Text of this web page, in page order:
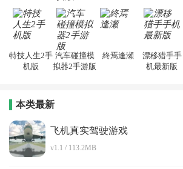
版
特技人生2手
机版
汽车碰撞模
拟器2手游版
終焉逢瀬
漂移猎手手
机最新版
本类最新
飞机真实驾驶游戏
v1.1 / 113.2MB